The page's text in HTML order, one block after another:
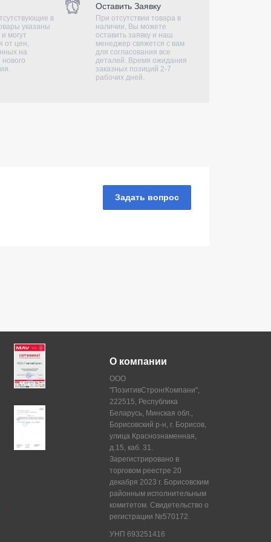
в
указаны
могут
от цен,
на
Оставить Заявку
При отсутствии товара в
наличии, Вы можете
оставить заявку и наш
менеджер свяжется с вам
для согласования все
деталей. Время ожидания
заказных позиций 2-7
рабочих дней.
Задать вопрос
О компании
ООО
"ПозитивСтронгКомпани",
222515, Республика
Беларусь, Минская обл.,
Борисовский р-н, г. Борисов,
улица Краснознаменная,
д.15, каб. 31.
Зарегистрировано в
торговом реестре 20
декабря 2023 г. Борисовским
районным исполнительным
комитетом. Свидетельство о
регистрации №570172.
УНП 693251416